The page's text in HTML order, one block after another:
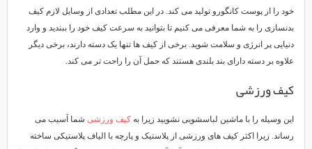
خود را از پوست کانگورو تولید می کند. در این مطلب تعدادی از وسایل لازم کیف
بدنسازی را به شما معرفی می کنیم تا بتوانید به سرعت کیف خود را ببندید و وارد
دنیایی پر انرژی و سلامت شوید. برخی از کیف ها تنها یک دسته دارند، برخی دیگر
علاوه بر دسته دارای بند بلندی هستند که حمل آن را راحت تر می کند.
کیف ورزشی
این وسیله را با ماشین لباسشویی نشویید زیرا به کیف ورزشی شما آسیب می
رساند. زیرا اکثر کیف های ورزشی از پلاستیک و پارچه با الیاف پلاستیکی ساخته